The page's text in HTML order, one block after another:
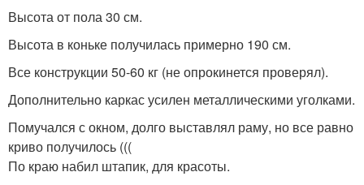
Высота от пола 30 см.
Высота в коньке получилась примерно 190 см.
Все конструкции 50-60 кг (не опрокинется проверял).
Дополнительно каркас усилен металлическими уголками.
Помучался с окном, долго выставлял раму, но все равно
криво получилось (((
По краю набил штапик, для красоты.